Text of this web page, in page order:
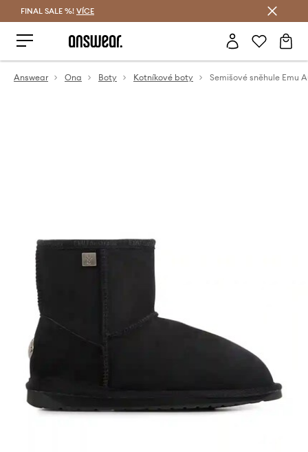
FINAL SALE %! VÍCE
Answear Ona Boty Kotníkové boty